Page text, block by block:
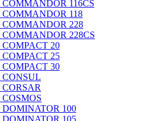
COMMANDOR 116CS
COMMANDOR 118
COMMANDOR 228
COMMANDOR 228CS
COMPACT 20
COMPACT 25
COMPACT 30
CONSUL
CORSAR
COSMOS
DOMINATOR 100
DOMINATOR 105